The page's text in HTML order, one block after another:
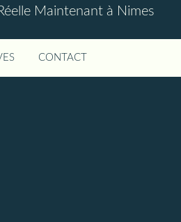
Maintenant à Nimes
CONTACT